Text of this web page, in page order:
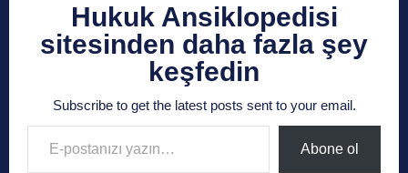
Hukuk Ansiklopedisi
sitesinden daha fazla şey
keşfedin
Subscribe to get the latest posts sent to your email.
E-postanızı yazın…
Abone ol